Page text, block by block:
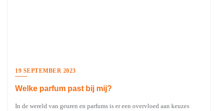
19 SEPTEMBER 2023
Welke parfum past bij mij?
In de wereld van geuren en parfums is er een overvloed aan keuzes